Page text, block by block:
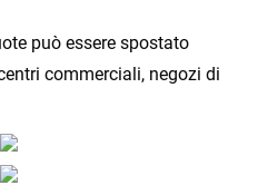
può essere spostato
commerciali, negozi di